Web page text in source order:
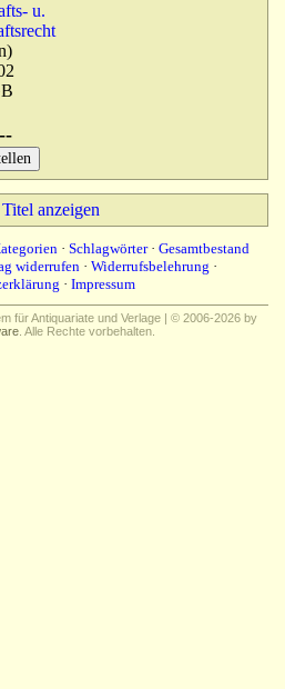
u.
anzeigen
· Schlagwörter· Gesamtbestand
widerrufen · Widerrufsbelehrung ·
· Impressum
für Antiquariate und Verlage | © 2006-2026 by
. Alle Rechte vorbehalten.